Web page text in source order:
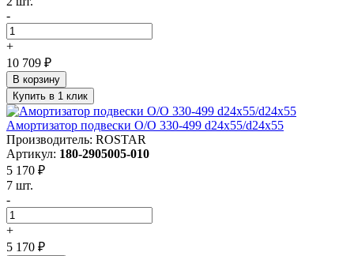
-
+
10 709 ₽
В корзину
Купить в 1 клик
Амортизатор подвески O/O 330-499 d24x55/d24x55
Производитель: ROSTAR
Артикул: 180-2905005-010
5 170 ₽
7 шт.
-
+
5 170 ₽